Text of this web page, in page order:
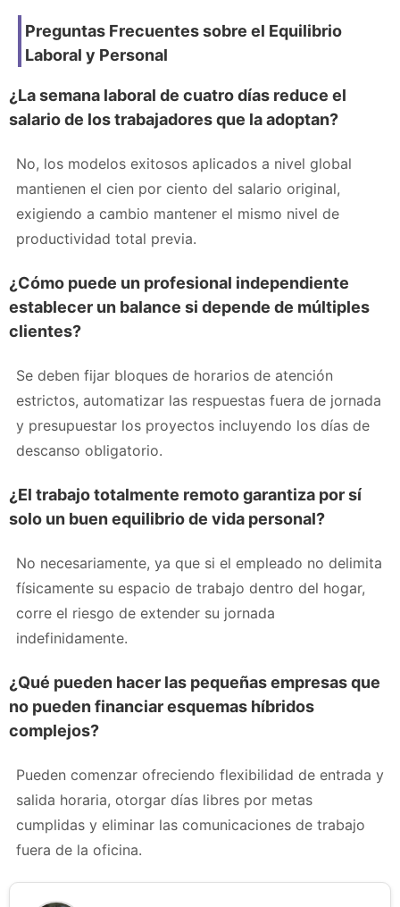
Preguntas Frecuentes sobre el Equilibrio
Laboral y Personal
¿La semana laboral de cuatro días reduce el
salario de los trabajadores que la adoptan?
No, los modelos exitosos aplicados a nivel global
mantienen el cien por ciento del salario original,
exigiendo a cambio mantener el mismo nivel de
productividad total previa.
¿Cómo puede un profesional independiente
establecer un balance si depende de múltiples
clientes?
Se deben fijar bloques de horarios de atención
estrictos, automatizar las respuestas fuera de jornada
y presupuestar los proyectos incluyendo los días de
descanso obligatorio.
¿El trabajo totalmente remoto garantiza por sí
solo un buen equilibrio de vida personal?
No necesariamente, ya que si el empleado no delimita
físicamente su espacio de trabajo dentro del hogar,
corre el riesgo de extender su jornada
indefinidamente.
¿Qué pueden hacer las pequeñas empresas que
no pueden financiar esquemas híbridos
complejos?
Pueden comenzar ofreciendo flexibilidad de entrada y
salida horaria, otorgar días libres por metas
cumplidas y eliminar las comunicaciones de trabajo
fuera de la oficina.